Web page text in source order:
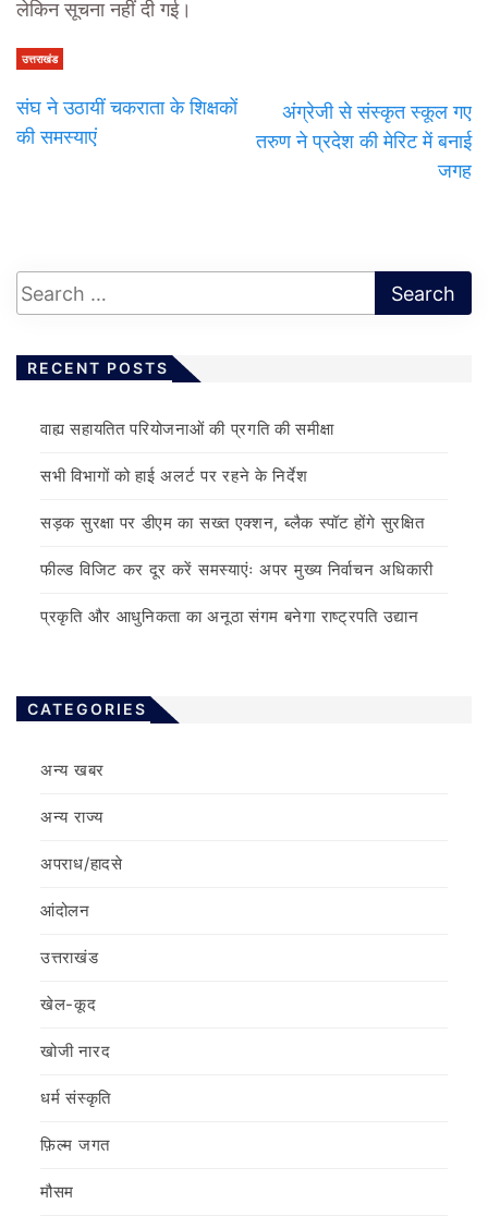
लेकिन सूचना नहीं दी गई।
उत्तराखंड
संघ ने उठायीं चकराता के शिक्षकों
की समस्याएं
अंग्रेजी से संस्कृत स्कूल गए
तरुण ने प्रदेश की मेरिट में बनाई
जगह
RECENT POSTS
वाह्य सहायतित परियोजनाओं की प्रगति की समीक्षा
सभी विभागों को हाई अलर्ट पर रहने के निर्देश
सड़क सुरक्षा पर डीएम का सख्त एक्शन, ब्लैक स्पॉट होंगे सुरक्षित
फील्ड विजिट कर दूर करें समस्याएंः अपर मुख्य निर्वाचन अधिकारी
प्रकृति और आधुनिकता का अनूठा संगम बनेगा राष्ट्रपति उद्यान
CATEGORIES
अन्य खबर
अन्य राज्य
अपराध/हादसे
आंदोलन
उत्तराखंड
खेल-कूद
खोजी नारद
धर्म संस्कृति
फ़िल्‍म जगत
मौसम